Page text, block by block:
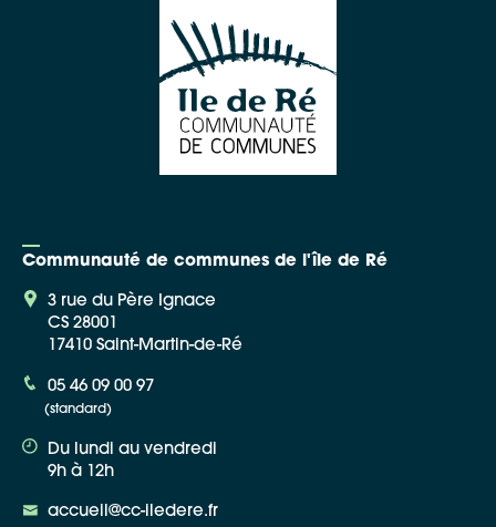
Communauté de communes de l'île de Ré
3 rue du Père Ignace
CS 28001
17410 Saint-Martin-de-Ré
05 46 09 00 97
(standard)
Du lundi au vendredi
9h à 12h
accueil@cc-iledere.fr